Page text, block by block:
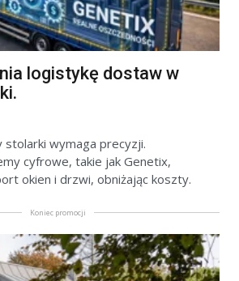
logistykę dostaw w
stolarki wymaga precyzji.
cyfrowe, takie jak Genetix,
okien i drzwi, obniżając koszty.
Koniec promocji